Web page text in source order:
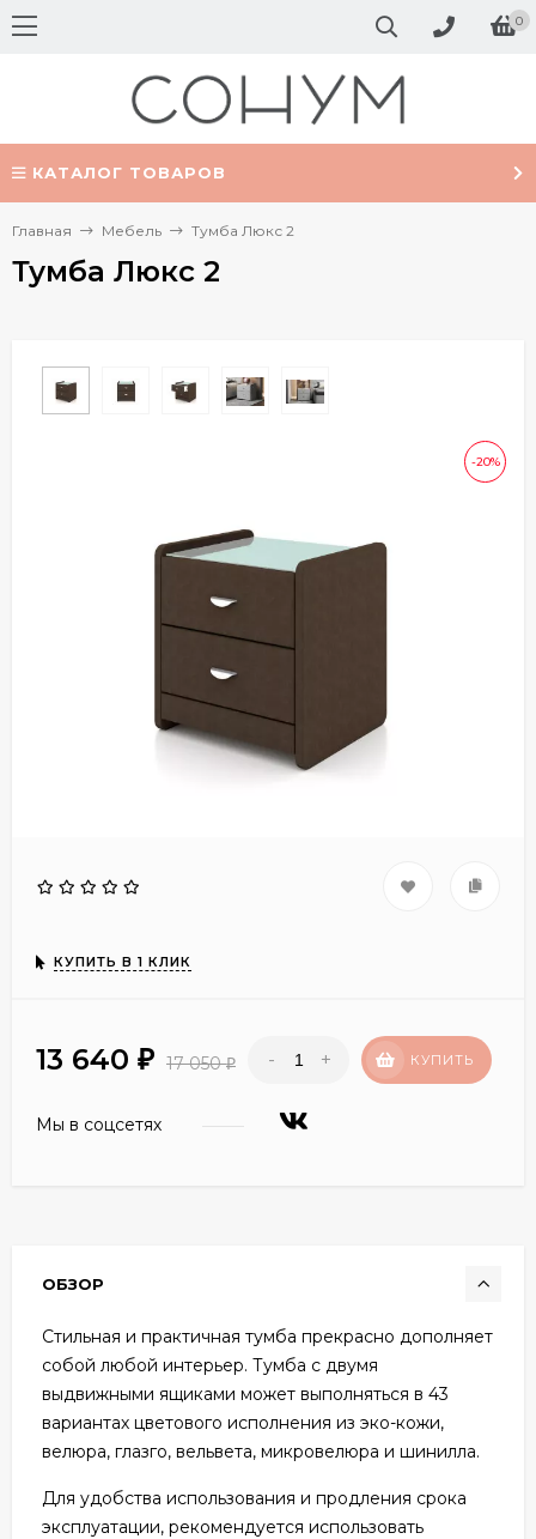
0
КАТАЛОГ ТОВАРОВ
Главная Мебель Тумба Люкс 2
Тумба Люкс 2
-20%
КУПИТЬ В 1 КЛИК
13 640 ₽ 17 050₽ - + КУПИТЬ
Мы в соцсетях
ОБЗОР
Стильная и практичная тумба прекрасно дополняет
собой любой интерьер. Тумба с двумя
выдвижными ящиками может выполняться в 43
вариантах цветового исполнения из эко-кожи,
велюра, глазго, вельвета, микровелюра и шинилла.
Для удобства использования и продления срока
эксплуатации, рекомендуется использовать